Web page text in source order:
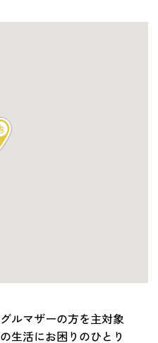
ルマザーの方を主対象
生活にお困りのひとり